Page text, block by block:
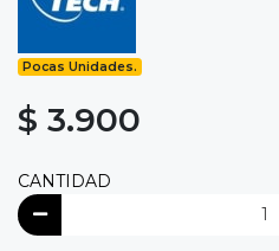
Pocas Unidades.
$ 3.900
CANTIDAD